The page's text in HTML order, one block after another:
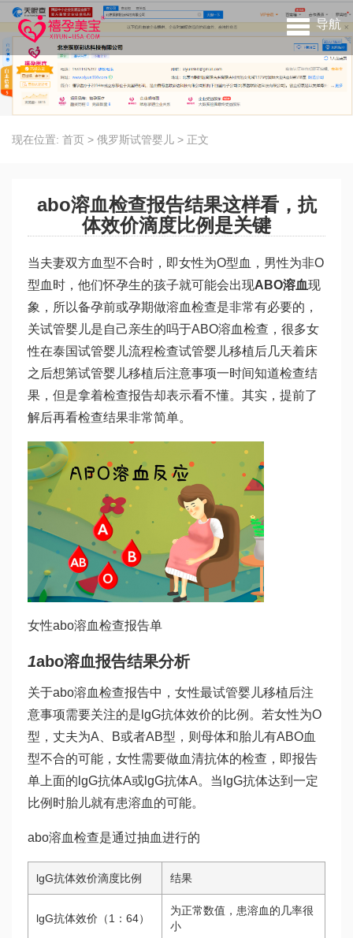
导航
现在位置: 首页 > 俄罗斯试管婴儿 > 正文
abo溶血检查报告结果这样看，抗
体效价滴度比例是关键
当夫妻双方血型不合时，即女性为O型血，男性为非O
型血时，他们怀孕生的孩子就可能会出现ABO溶血现
象，所以备孕前或孕期做溶血检查是非常有必要的，
关试管婴儿是自己亲生的吗于ABO溶血检查，很多女
性在泰国试管婴儿流程检查试管婴儿移植后几天着床
之后想第试管婴儿移植后注意事项一时间知道检查结
果，但是拿着检查报告却表示看不懂。其实，提前了
解后再看检查结果非常简单。
女性abo溶血检查报告单
1abo溶血报告结果分析
关于abo溶血检查报告中，女性最试管婴儿移植后注
意事项需要关注的是lgG抗体效价的比例。若女性为O
型，丈夫为A、B或者AB型，则母体和胎儿有ABO血
型不合的可能，女性需要做血清抗体的检查，即报告
单上面的lgG抗体A或lgG抗体A。当lgG抗体达到一定
比例时胎儿就有患溶血的可能。
abo溶血检查是通过抽血进行的
lgG抗体效价滴度比例 结果
lgG抗体效价（1：64）
为正常数值，患溶血的几率很
小